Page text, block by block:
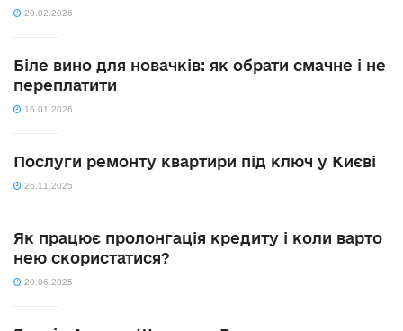
20.02.2026
Біле вино для новачків: як обрати смачне і не
переплатити
15.01.2026
Послуги ремонту квартири під ключ у Києві
26.11.2025
Як працює пролонгація кредиту і коли варто
нею скористатися?
20.06.2025